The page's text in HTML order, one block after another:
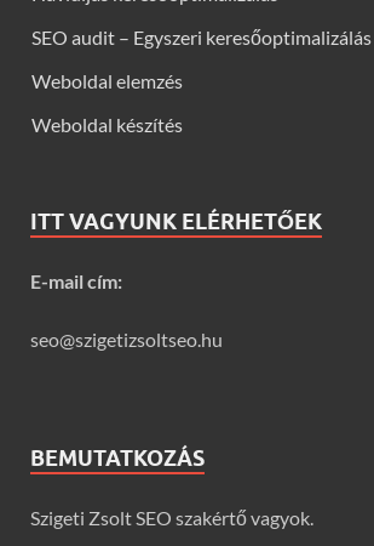
SEO audit – Egyszeri keresőoptimalizálás
Weboldal elemzés
Weboldal készítés
ITT VAGYUNK ELÉRHETŐEK
E-mail cím:
seo@szigetizsoltseo.hu
BEMUTATKOZÁS
Szigeti Zsolt SEO szakértő vagyok.